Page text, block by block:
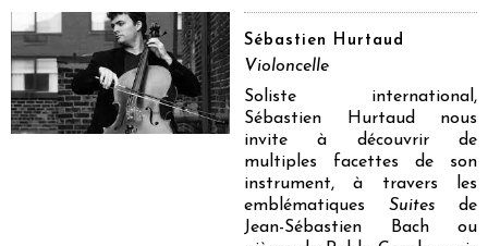
Sébastien Hurtaud
Violoncelle
Soliste international,
Sébastien Hurtaud nous
invite à découvrir de
multiples facettes de son
instrument, à travers les
emblématiques Suites de
Jean-Sébastien Bach ou